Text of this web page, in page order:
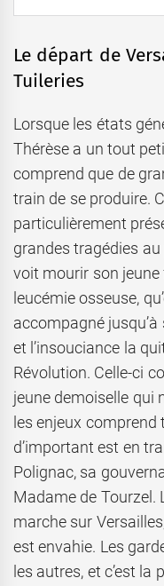
Le départ de
Tuileries
Lorsque les états
Thérèse a un tout
comprend que de
train de se produire.
particulièrement
grandes tragédies
voit mourir son jeune
leucémie osseuse,
accompagné
et l’insouciance la
Révolution. Celle-ci
jeune demoiselle qui
les enjeux
d’important est en
Polignac, sa
Madame de Tourzel.
marche sur
est envahie. Les
les autres, et c’est